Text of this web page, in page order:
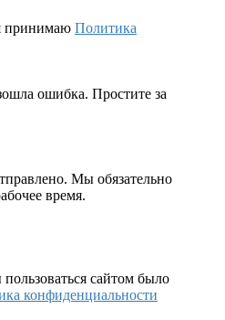
принимаю Политика
ошибка. Простите за
Мы обязательно
время.
сайтом было
конфиденциальности